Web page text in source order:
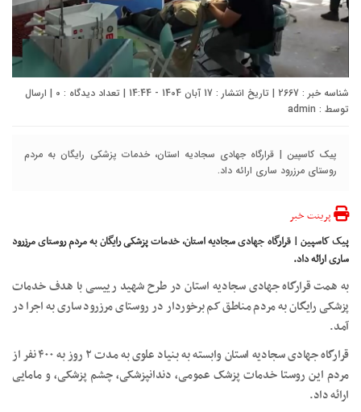
شناسه خبر : 2667 | تاریخ انتشار : 17 آبان 1404 - 14:44 | تعداد دیدگاه : 0 | ارسال
توسط : admin
پیک کاسپین | قرارگاه جهادی سجادیه استان، خدمات پزشکی رایگان به مردم
روستای مرزرود ساری ارائه داد.
پرینت خبر
پیک کاسپین | قرارگاه جهادی سجادیه استان، خدمات پزشکی رایگان به مردم روستای مرزرود
ساری ارائه داد.
به همت قرارگاه جهادی سجادیه استان در طرح شهید رییسی با هدف خدمات
پزشکی رایگان به مردم مناطق کم برخوردار در روستای مرزرود ساری به اجرا در
آمد.
قرارگاه جهادی سجادیه استان وابسته به بنیاد علوی به مدت ۲ روز به ۴۰۰ نفر از
مردم این روستا خدمات پزشک عمومی، دندانپزشکی، چشم پزشکی، و مامایی
ارائه داد.